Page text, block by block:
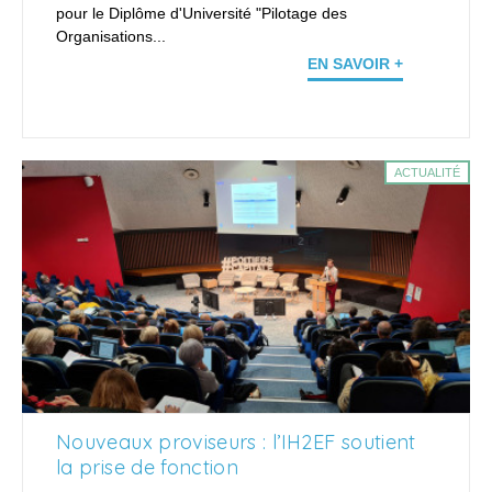
pour le Diplôme d'Université "Pilotage des
Organisations...
EN SAVOIR +
ACTUALITÉ
Nouveaux proviseurs : l’IH2EF soutient
la prise de fonction